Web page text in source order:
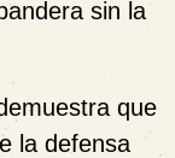
sin la
que
la defensa